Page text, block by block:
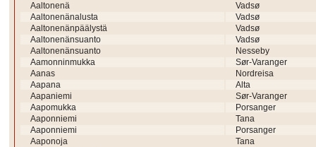
Aaltonenä
Vadsø
Aaltonenänalusta
Vadsø
Aaltonenänpäälystä
Vadsø
Aaltonenänsuanto
Vadsø
Aaltonenänsuanto
Nesseby
Aamonninmukka
Sør-Varanger
Aanas
Nordreisa
Aapana
Alta
Aapaniemi
Sør-Varanger
Aapomukka
Porsanger
Aaponniemi
Tana
Aaponniemi
Porsanger
Aaponoja
Tana